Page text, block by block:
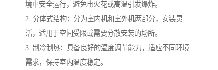
境中安全运行，避免电火花或高温引发爆炸。
2. 分体式结构：分为室内机和室外机两部分，安装灵
活，适用于空间受限或需要分散安装的场所。
3. 制冷制热：具备良好的温度调节能力，适应不同环境
需求，保持室内温度稳定。